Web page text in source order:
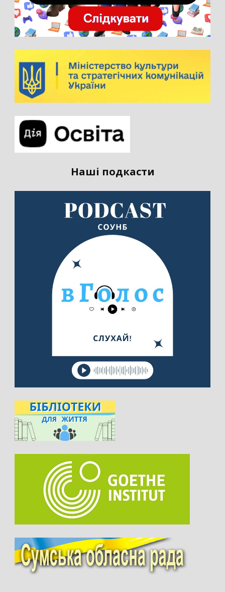
Наші подкасти